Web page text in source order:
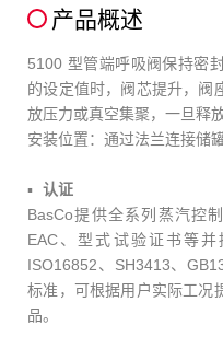
产品概述
5100 型管端呼吸阀保持密
的设定值时，阀芯提升，阀
放压力或真空集聚，一旦释
安装位置：通过法兰连接储
认证
BasCo提供全系列蒸汽控
EAC、型式试验证书等
ISO16852、SH3413、
标准，可根据用户实际工况
品。